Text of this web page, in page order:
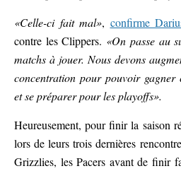
«Celle-ci fait mal», confirme
contre les Clippers. «On passe au
matchs à jouer. Nous devons
concentration pour pouvoir gagner
et se préparer pour les playoffs».
Heureusement, pour finir la saison
lors de leurs trois dernières
Grizzlies, les Pacers avant de finir